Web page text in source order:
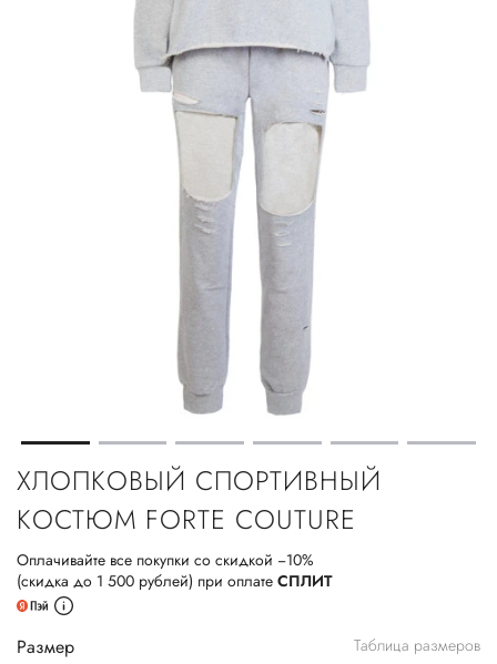
ХЛОПКОВЫЙ СПОРТИВНЫЙ
КОСТЮМ FORTE COUTURE
Оплачивайте все покупки со скидкой −10%
(скидка до 1 500 рублей) при оплате СПЛИТ
Размер Таблица размеров